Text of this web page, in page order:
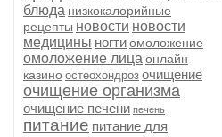
блюда низкокалорийные
рецепты новости новости
медицины ногтиомоложение
омоложение лица онлайн
казино остеохондроз очищение
очищение организма
очищение печени печень
питание питание для